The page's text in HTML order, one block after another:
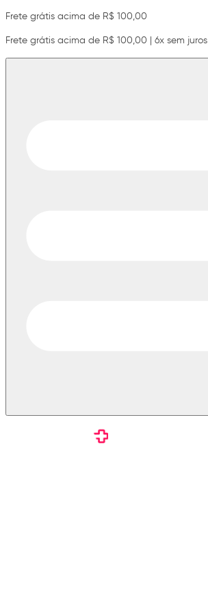
Frete grátis acima de R$ 100,00
Frete grátis acima de R$ 100,00 | 6x sem juros